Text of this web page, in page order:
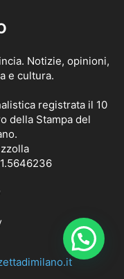
Notizie, opinioni,
e cultura.
registrata il 10
della Stampa del